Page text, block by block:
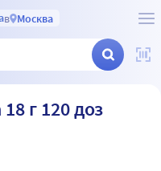
в Москва
г 120 доз